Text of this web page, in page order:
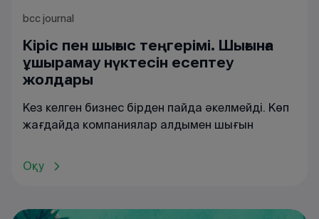
bcc journal
Кіріс пен шығыс теңгерімі. Шығынға
ұшырамау нүктесін есептеу
жолдары
Кез келген бизнес бірден пайда әкелмейді. Көп
жағдайда компаниялар алдымен шығын
Оқу